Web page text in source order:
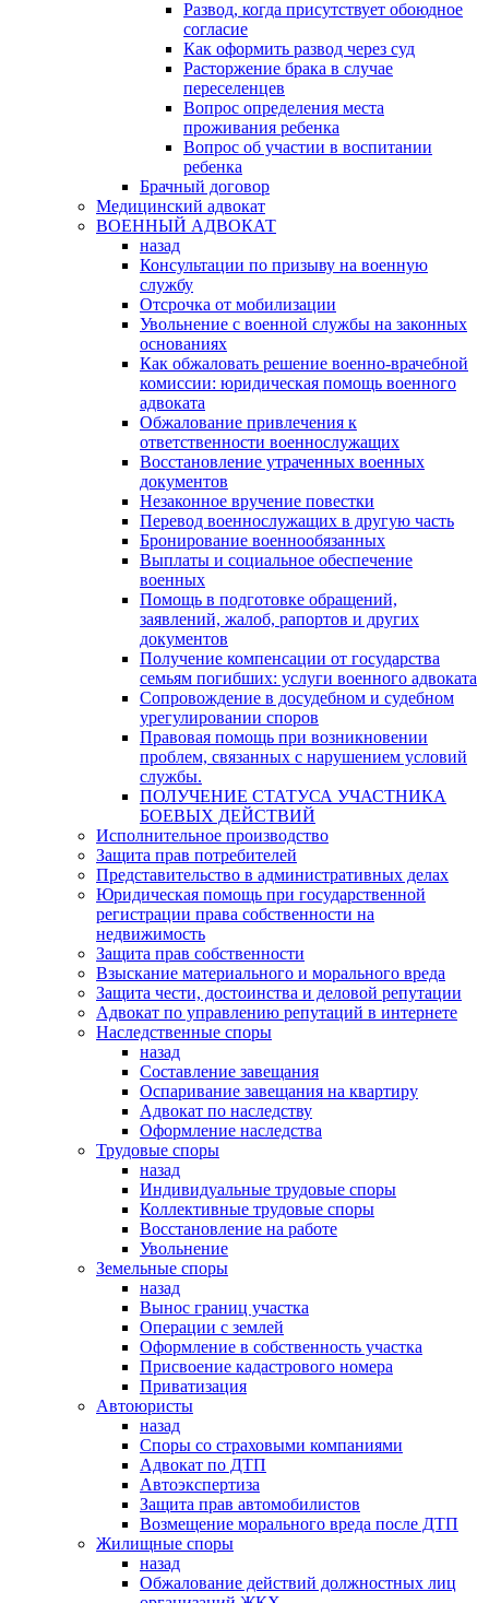
Развод, когда присутствует обоюдное
согласие
Как оформить развод через суд
Расторжение брака в случае
переселенцев
Вопрос определения места
проживания ребенка
Вопрос об участии в воспитании
ребенка
Брачный договор
Медицинский адвокат
ВОЕННЫЙ АДВОКАТ
назад
Консультации по призыву на военную
службу
Отсрочка от мобилизации
Увольнение с военной службы на законных
основаниях
Как обжаловать решение военно-врачебной
комиссии: юридическая помощь военного
адвоката
Обжалование привлечения к
ответственности военнослужащих
Восстановление утраченных военных
документов
Незаконное вручение повестки
Перевод военнослужащих в другую часть
Бронирование военнообязанных
Выплаты и социальное обеспечение
военных
Помощь в подготовке обращений,
заявлений, жалоб, рапортов и других
документов
Получение компенсации от государства
семьям погибших: услуги военного адвоката
Сопровождение в досудебном и судебном
урегулировании споров
Правовая помощь при возникновении
проблем, связанных с нарушением условий
службы.
ПОЛУЧЕНИЕ СТАТУСА УЧАСТНИКА
БОЕВЫХ ДЕЙСТВИЙ
Исполнительное производство
Защита прав потребителей
Представительство в административных делах
Юридическая помощь при государственной
регистрации права собственности на
недвижимость
Защита прав собственности
Взыскание материального и морального вреда
Защита чести, достоинства и деловой репутации
Адвокат по управлению репутаций в интернете
Наследственные споры
назад
Составление завещания
Оспаривание завещания на квартиру
Адвокат по наследству
Оформление наследства
Трудовые споры
назад
Индивидуальные трудовые споры
Коллективные трудовые споры
Восстановление на работе
Увольнение
Земельные споры
назад
Вынос границ участка
Операции с землей
Оформление в собственность участка
Присвоение кадастрового номера
Приватизация
Автоюристы
назад
Споры со страховыми компаниями
Адвокат по ДТП
Автоэкспертиза
Защита прав автомобилистов
Возмещение морального вреда после ДТП
Жилищные споры
назад
Обжалование действий должностных лиц